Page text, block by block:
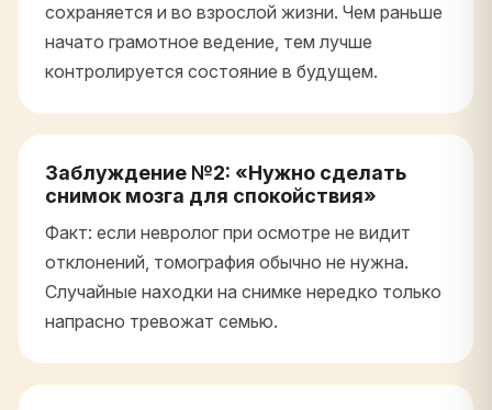
сохраняется и во взрослой жизни. Чем раньше
начато грамотное ведение, тем лучше
контролируется состояние в будущем.
Заблуждение №2: «Нужно сделать
снимок мозга для спокойствия»
Факт: если невролог при осмотре не видит
отклонений, томография обычно не нужна.
Случайные находки на снимке нередко только
напрасно тревожат семью.